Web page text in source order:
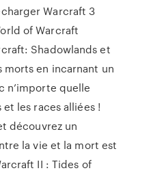
Warcraft 3
of Warcraft
Shadowlands et
morts en incarnant un
n’importe quelle
les races alliées !
découvrez un
la vie et la mort est
II : Tides of